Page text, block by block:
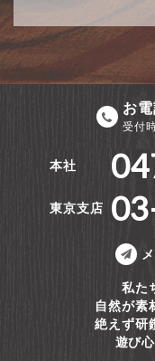
お
受付
本社
東京支店
私た
自然が素
絶えず研
遊び